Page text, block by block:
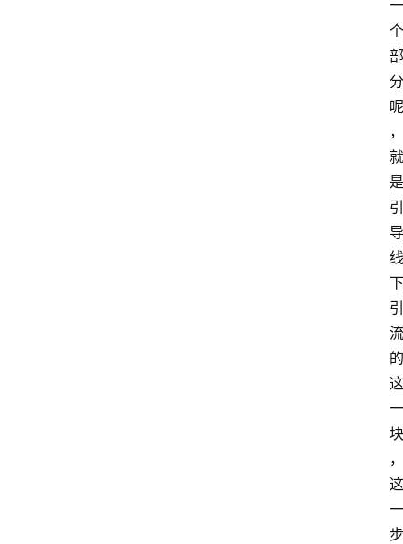
一
个
部
分
呢
，
就
是
引
导
线
下
引
流
的
这
一
块
，
这
一
步